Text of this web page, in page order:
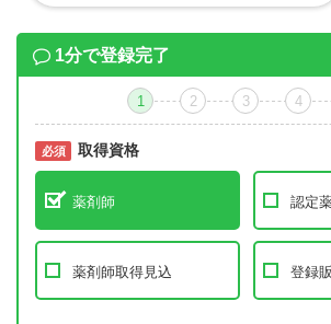
1分で登録完了
1 2 3 4
必須 取得資格
薬剤師 認定
薬剤師取得見込 登録